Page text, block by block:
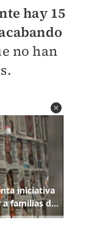
hay 15
no han